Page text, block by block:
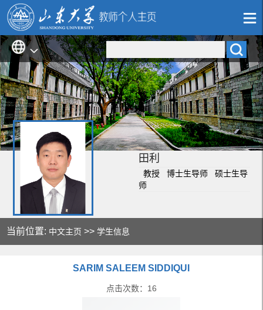
田利
教授 博士生导师 硕士生导
师
当前位置: 中文主页 >>学生信息
SARIM SALEEM SIDDIQUI
点击次数： 16